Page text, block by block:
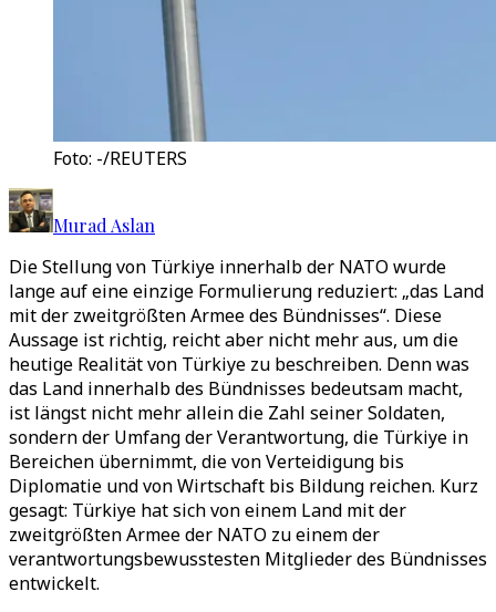
Foto: -/REUTERS
Murad Aslan
Die Stellung von Türkiye innerhalb der NATO wurde
lange auf eine einzige Formulierung reduziert: „das Land
mit der zweitgrößten Armee des Bündnisses“. Diese
Aussage ist richtig, reicht aber nicht mehr aus, um die
heutige Realität von Türkiye zu beschreiben. Denn was
das Land innerhalb des Bündnisses bedeutsam macht,
ist längst nicht mehr allein die Zahl seiner Soldaten,
sondern der Umfang der Verantwortung, die Türkiye in
Bereichen übernimmt, die von Verteidigung bis
Diplomatie und von Wirtschaft bis Bildung reichen. Kurz
gesagt: Türkiye hat sich von einem Land mit der
zweitgrößten Armee der NATO zu einem der
verantwortungsbewusstesten Mitglieder des Bündnisses
entwickelt.